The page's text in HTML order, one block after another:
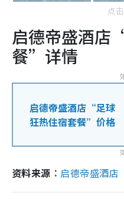
点
启德帝盛酒店
餐”详情
启德帝盛酒店“足球
狂热住宿套餐”价格
资料来源︰ 启德帝盛酒店